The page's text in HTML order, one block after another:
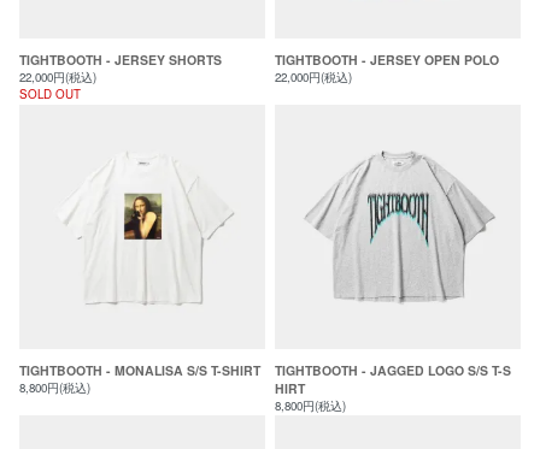
TIGHTBOOTH - JERSEY SHORTS
22,000円(税込)
SOLD OUT
TIGHTBOOTH - JERSEY OPEN POLO
22,000円(税込)
TIGHTBOOTH - MONALISA S/S T-SHIRT
8,800円(税込)
TIGHTBOOTH - JAGGED LOGO S/S T-S
HIRT
8,800円(税込)